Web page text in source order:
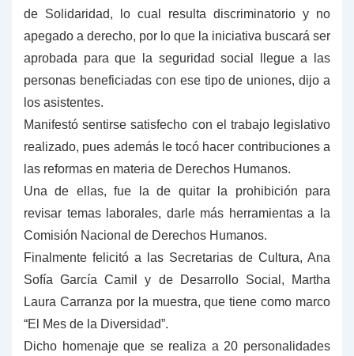
de Solidaridad, lo cual resulta discriminatorio y no
apegado a derecho, por lo que la iniciativa buscará ser
aprobada para que la seguridad social llegue a las
personas beneficiadas con ese tipo de uniones, dijo a
los asistentes.
Manifestó sentirse satisfecho con el trabajo legislativo
realizado, pues además le tocó hacer contribuciones a
las reformas en materia de Derechos Humanos.
Una de ellas, fue la de quitar la prohibición para
revisar temas laborales, darle más herramientas a la
Comisión Nacional de Derechos Humanos.
Finalmente felicitó a las Secretarias de Cultura, Ana
Sofía García Camil y de Desarrollo Social, Martha
Laura Carranza por la muestra, que tiene como marco
“El Mes de la Diversidad”.
Dicho homenaje que se realiza a 20 personalidades